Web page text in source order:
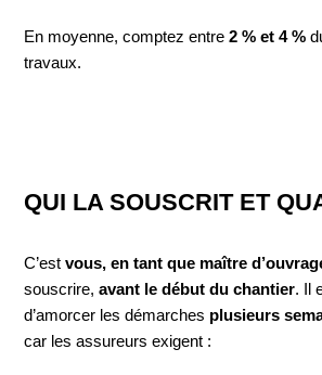
En moyenne, comptez entre2 % et 4 %
travaux.
QUI LA SOUSCRIT ET
C’estvous, en tant que maître
souscrire,avant le début du chantier. Il
d’amorcer les démarches plusieurs
car les assureurs exigent :